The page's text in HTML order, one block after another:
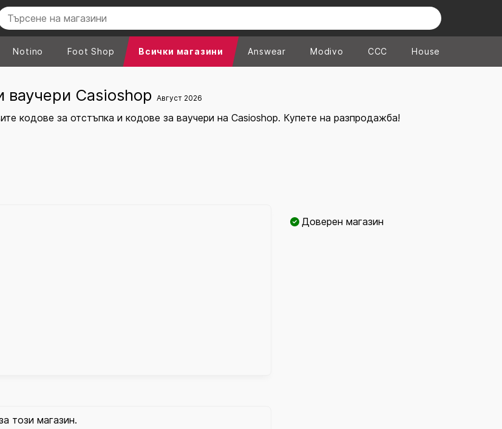
Notino Foot Shop Всички магазини Answear Modivo CCC House
ваучери Casioshop Август 2026
кодове за отстъпка и кодове за ваучери на Casioshop. Купете на разпродажба!
този магазин.
Доверен магазин